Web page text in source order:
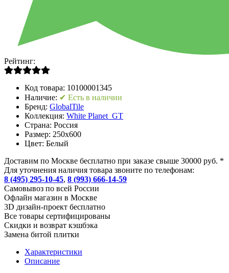
Рейтинг:
Код товара: 10100001345
Наличие: ✔ Есть в наличии
Бренд: GlobalTile
Коллекция: White Planet_GT
Страна: Россия
Размер: 250x600
Цвет: Белый
Доставим по Москве бесплатно при заказе свыше 30000 руб. *
Для уточнения наличия товара звоните по телефонам:
8 (495) 295-10-45, 8 (993) 666-14-59
Cамовывоз по всей России
Офлайн магазин в Москве
3D дизайн-проект бесплатно
Все товары сертифицированы
Скидки и возврат кэшбэка
Замена битой плитки
Характеристики
Описание